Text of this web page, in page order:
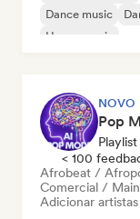
Dance music
House music
NOVO
Playlist
< 100
Afrobeat /
Comercial /
Adicionar